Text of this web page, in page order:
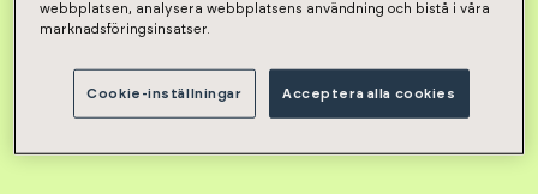
webbplatsen, analysera webbplatsens användning och bistå i våra
marknadsföringsinsatser.
Cookie-inställningar Acceptera alla cookies